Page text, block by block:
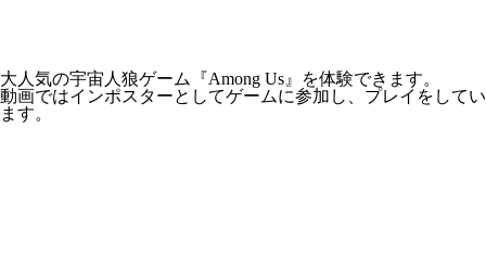
大人気の宇宙人狼ゲーム『Among Us』を体験できます。
動画ではインポスターとしてゲームに参加し、プレイをしてい
ます。